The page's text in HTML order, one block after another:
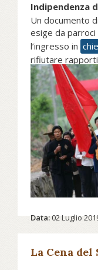
Indipendenza
Un documento
esige da
l’ingresso in
rifiutare
ogni slancio di
Times" esalta la
alcune
“amicizia” fra
accordi con la
soffocamento
Continua a
Cervellera su
Per saperne
vaticani...
Data:02 Luglio
La Cena